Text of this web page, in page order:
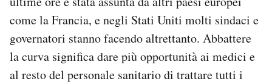
come la Francia, e negli Stati Uniti molti sindaci e
governatori stanno facendo altrettanto. Abbattere
la curva significa dare più opportunità ai medici e
al resto del personale sanitario di trattare tutti i